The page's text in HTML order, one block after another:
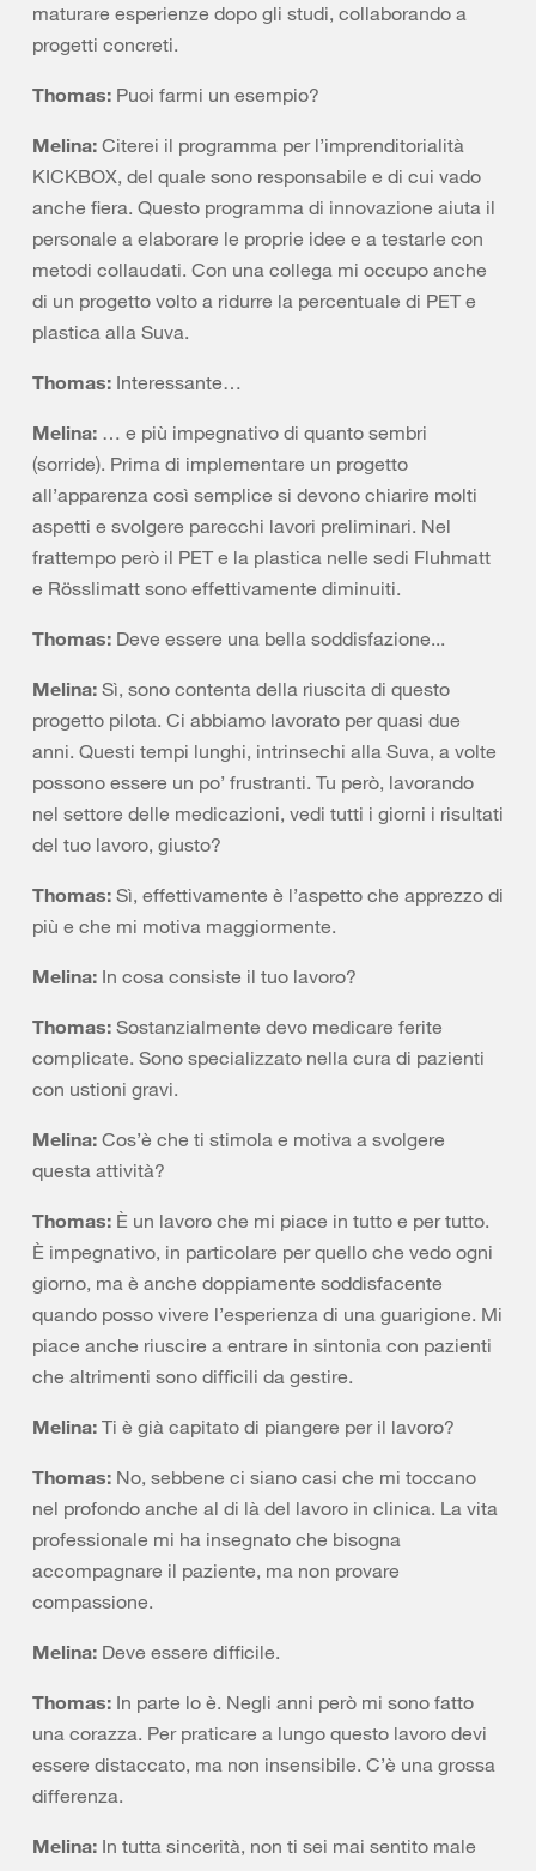
maturare esperienze dopo gli studi, collaborando a
progetti concreti.
Thomas: Puoi farmi un esempio?
Melina: Citerei il programma per l’imprenditorialità
KICKBOX, del quale sono responsabile e di cui vado
anche fiera. Questo programma di innovazione aiuta il
personale a elaborare le proprie idee e a testarle con
metodi collaudati. Con una collega mi occupo anche
di un progetto volto a ridurre la percentuale di PET e
plastica alla Suva.
Thomas: Interessante…
Melina: … e più impegnativo di quanto sembri
(sorride). Prima di implementare un progetto
all’apparenza così semplice si devono chiarire molti
aspetti e svolgere parecchi lavori preliminari. Nel
frattempo però il PET e la plastica nelle sedi Fluhmatt
e Rösslimatt sono effettivamente diminuiti.
Thomas: Deve essere una bella soddisfazione...
Melina: Sì, sono contenta della riuscita di questo
progetto pilota. Ci abbiamo lavorato per quasi due
anni. Questi tempi lunghi, intrinsechi alla Suva, a volte
possono essere un po’ frustranti. Tu però, lavorando
nel settore delle medicazioni, vedi tutti i giorni i risultati
del tuo lavoro, giusto?
Thomas: Sì, effettivamente è l’aspetto che apprezzo di
più e che mi motiva maggiormente.
Melina: In cosa consiste il tuo lavoro?
Thomas: Sostanzialmente devo medicare ferite
complicate. Sono specializzato nella cura di pazienti
con ustioni gravi.
Melina: Cos’è che ti stimola e motiva a svolgere
questa attività?
Thomas: È un lavoro che mi piace in tutto e per tutto.
È impegnativo, in particolare per quello che vedo ogni
giorno, ma è anche doppiamente soddisfacente
quando posso vivere l’esperienza di una guarigione. Mi
piace anche riuscire a entrare in sintonia con pazienti
che altrimenti sono difficili da gestire.
Melina: Ti è già capitato di piangere per il lavoro?
Thomas: No, sebbene ci siano casi che mi toccano
nel profondo anche al di là del lavoro in clinica. La vita
professionale mi ha insegnato che bisogna
accompagnare il paziente, ma non provare
compassione.
Melina: Deve essere difficile.
Thomas: In parte lo è. Negli anni però mi sono fatto
una corazza. Per praticare a lungo questo lavoro devi
essere distaccato, ma non insensibile. C’è una grossa
differenza.
Melina: In tutta sincerità, non ti sei mai sentito male